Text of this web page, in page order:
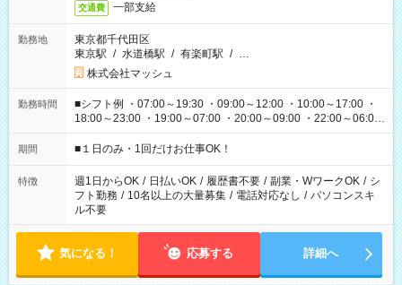
交通費 一部支給
勤務地
東京都千代田区
東京駅 / 水道橋駅 / 有楽町駅 / …
株式会社マッシュ
勤務時間
■シフト例 ・07:00～19:30 ・09:00～12:00 ・10:00～17:00 ・
18:00～23:00 ・19:00～07:00 ・20:00～09:00 ・22:00～06:00
etc ★最短で3時間で5,120円のお仕事から 15時間で2万円近く稼
げるお仕事も！ ご希望のお時間に合わせてご紹介！ ※シフトは
ください！
期間 ■１日のみ・1回だけお仕事OK！
特徴 週1日からOK / 日払いOK / 履歴書不要 / 副業・WワークOK / シ
フト勤務 / 10名以上の大量募集 / 電話対応なし / パソコンスキ
ル不要
気になる！ 応募する 詳細へ